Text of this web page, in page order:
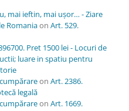
mai ieftin, mai ușor… - Ziare
Romaniaon Art. 529.
Pret 1500 lei - Locuri de
luare in spatiu pentru
on Art. 2386.
legală
on Art. 1669.